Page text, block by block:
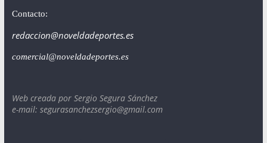
Contacto:
redaccion@noveldadeportes.es
comercial@noveldadeportes.es
Web creada por Sergio Segura Sánchez
e-mail: segurasanchezsergio@gmail.com